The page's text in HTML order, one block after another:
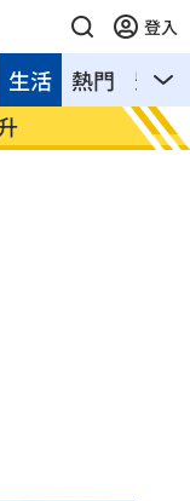
登入
熱門 影音
生活
俄軍